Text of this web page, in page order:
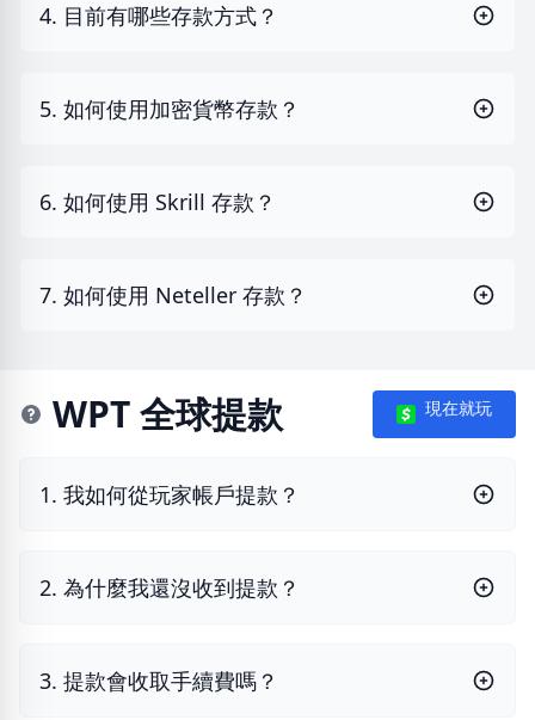
4. 目前有哪些存款方式？
5. 如何使用加密貨幣存款？
6. 如何使用 Skrill 存款？
7. 如何使用 Neteller 存款？
WPT 全球提款 現在就玩
1. 我如何從玩家帳戶提款？
2. 為什麼我還沒收到提款？
3. 提款會收取手續費嗎？